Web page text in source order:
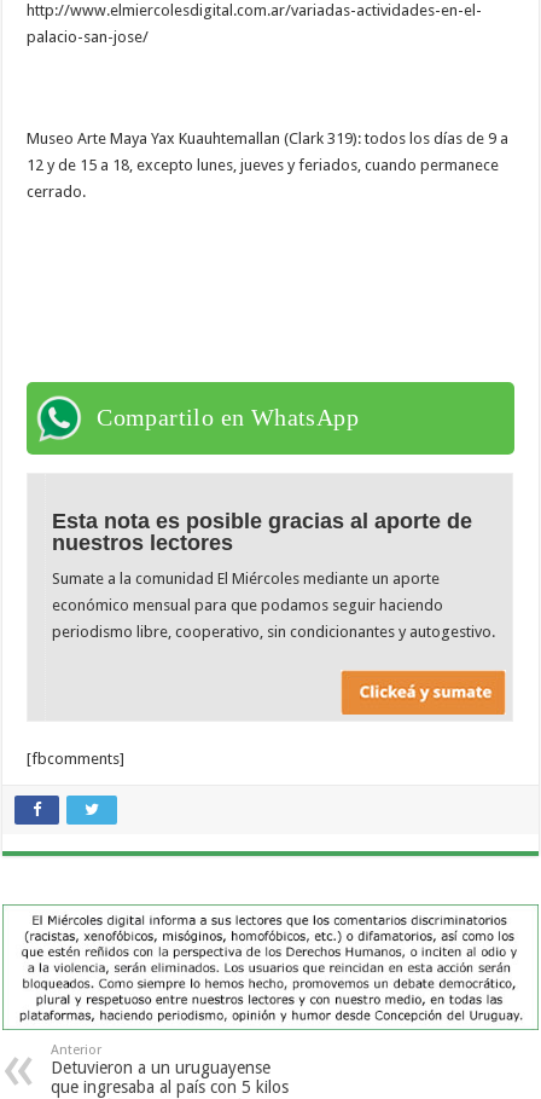
http://www.elmiercolesdigital.com.ar/variadas-actividades-en-el-
palacio-san-jose/
Museo Arte Maya Yax Kuauhtemallan (Clark 319): todos los días de 9 a
12 y de 15 a 18, excepto lunes, jueves y feriados, cuando permanece
cerrado.
Compartilo en WhatsApp
Esta nota es posible gracias al aporte de
nuestros lectores
Sumate a la comunidad El Miércoles mediante un aporte
económico mensual para que podamos seguir haciendo
periodismo libre, cooperativo, sin condicionantes y autogestivo.
[fbcomments]
Anterior
Detuvieron a un uruguayense
que ingresaba al país con 5 kilos